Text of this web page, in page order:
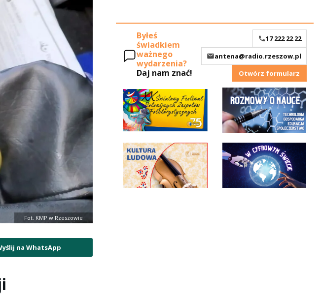
Fot. KMP w Rzeszowie
na WhatsApp
Byłeś
świadkiem
ważnego
wydarzenia?
Daj nam znać!
17 222 22 22
antena@radio.rzeszow.pl
Otwórz formularz